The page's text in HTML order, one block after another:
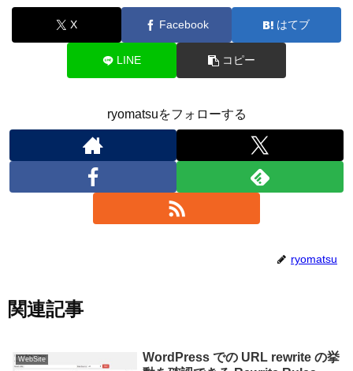
X Facebook はてブ
LINE コピー
ryomatsuをフォローする
ryomatsu
関連記事
WebSite
WordPress での URL rewrite の挙